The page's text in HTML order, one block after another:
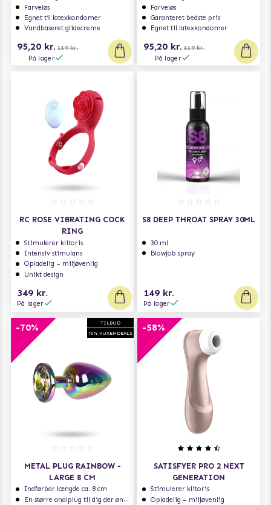
Farveløs
Egnet til latexkondomer
Vandbaseret glidecreme
95,20 kr. 119 kr.
På lager
Farveløs
Garanteret bedste pris
Egnet til latexkondomer
95,20 kr. 119 kr.
På lager
RC ROSE VIBRATING COCK
RING
Stimulerer klitoris
Intensiv stimulans
Opladelig – miljøvenlig
Unikt design
349 kr.
På lager
S8 DEEP THROAT SPRAY 30ML
30 ml
Blowjob spray
149 kr.
På lager
TILBUD
70% VUXENDEALS
-70%
METAL PLUG RAINBOW -
LARGE 8 CM
Indførbar længde ca. 8 cm
En større analplug til dig der ønsker at blive fyldt
-58%
SATISFYER PRO 2 NEXT
GENERATION
Stimulerer klitoris
Opladelig – miljøvenlig